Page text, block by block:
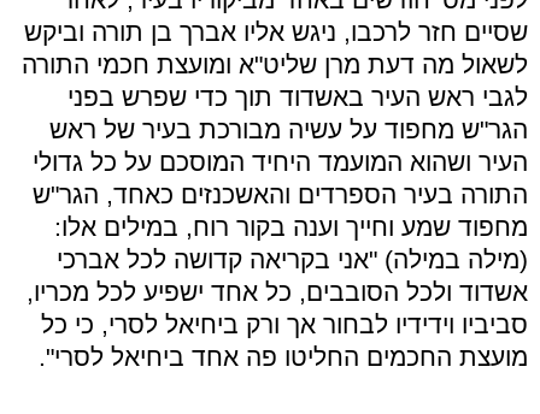
שסיים חזר לרכבו, ניגש אליו אברך בן תורה וביקש
לשאול מה דעת מרן שליט"א ומועצת חכמי התורה
לגבי ראש העיר באשדוד תוך כדי שפרש בפני
הגר"ש מחפוד על עשיה מבורכת בעיר של ראש
העיר ושהוא המועמד היחיד המוסכם על כל גדולי
התורה בעיר הספרדים והאשכנזים כאחד, הגר"ש
מחפוד שמע וחייך וענה בקור רוח, במילים אלו:
(מילה במילה) "אני בקריאה קדושה לכל אברכי
אשדוד ולכל הסובבים, כל אחד ישפיע לכל מכריו,
סביביו וידידיו לבחור אך ורק ביחיאל לסרי, כי כל
מועצת החכמים החליטו פה אחד ביחיאל לסרי".